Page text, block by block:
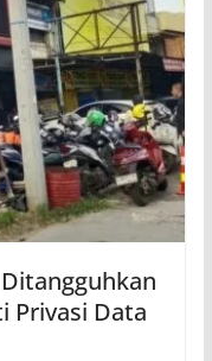
Privasi Data